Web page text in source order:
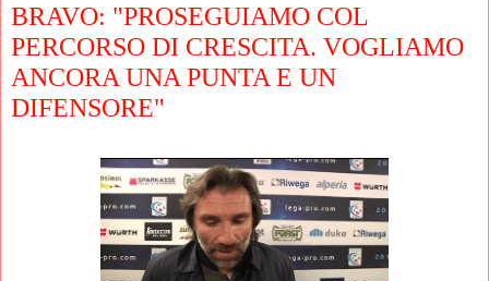
BRAVO: "PROSEGUIAMO COL
PERCORSO DI CRESCITA. VOGLIAMO
ANCORA UNA PUNTA E UN
DIFENSORE"